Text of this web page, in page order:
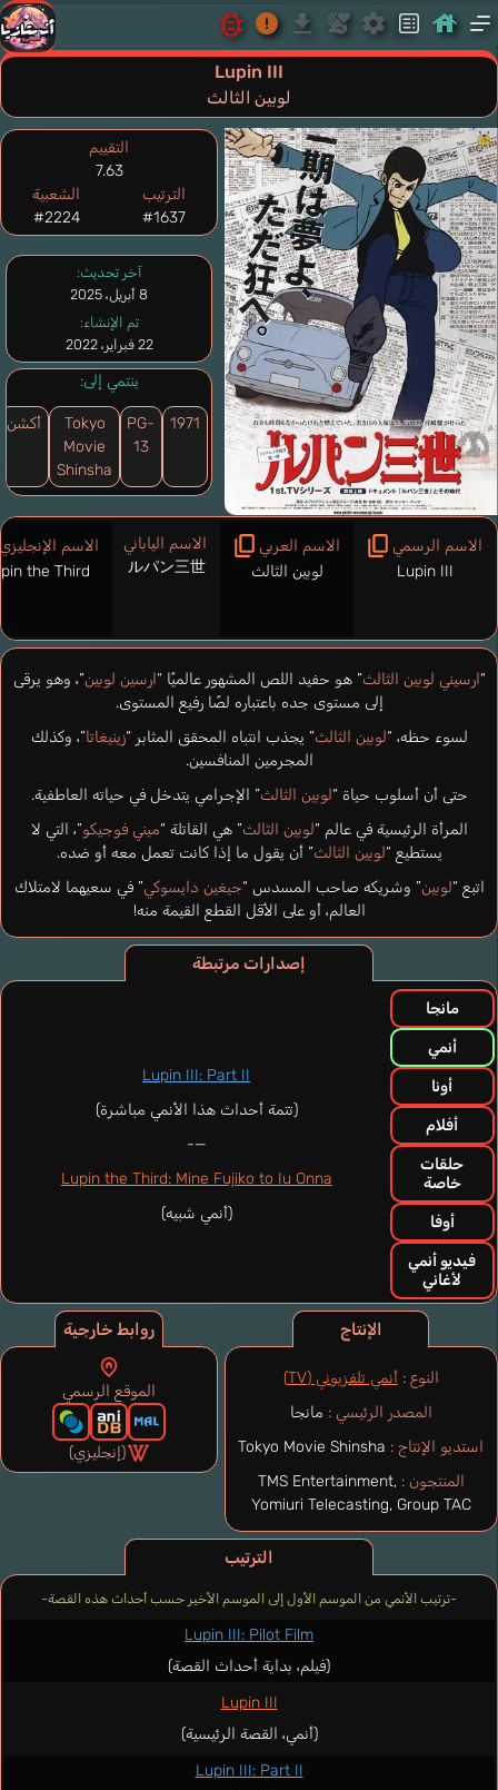
Lupin III
لوبين الثالث
آخر تحديث:
8 أبريل، 2025
تم الإنشاء:
22 فبراير، 2022
ينتمي إلى:
1971
PG-
13
Tokyo
Movie
Shinsha
أكشن
“ارسيني لوبين الثالث” هو حفيد اللص المشهور عالميًا “ارسين لوبين”، وهو يرقى
إلى مستوى جده باعتباره لصًا رفيع المستوى.
لسوء حظه، “لوبين الثالث” يجذب انتباه المحقق المثابر “زينيغاتا”، وكذلك
المجرمين المنافسين.
حتى أن أسلوب حياة “لوبين الثالث” الإجرامي يتدخل في حياته العاطفية.
المرأة الرئيسية في عالم “لوبين الثالث” هي القاتلة “ميني فوجيكو”، التي لا
يستطيع “لوبين الثالث” أن يقول ما إذا كانت تعمل معه أو ضده.
اتبع “لوبين” وشريكه صاحب المسدس “جيغين دايسوكي” في سعيهما لامتلاك
العالم، أو على الأقل القطع القيمة منه!
الاسم الرسمي
Lupin III
الاسم العربي
لوبين الثالث
الاسم الياباني
ルパン三世
الاسم الإنجليزي
the Third
الإنتاج
النوع :أنمي تلفزيوني (TV)
المصدر الرئيسي : مانجا
استديو الإنتاج : Tokyo Movie Shinsha
المنتجون : TMS Entertainment,
Yomiuri Telecasting, Group TAC
التقييم
7.63
الترتيب
#1637
الشعبية
#2224
إصدارات مرتبطة
مانجا
أنمي
أونا
أفلام
حلقات
خاصة
أوفا
فيديو أنمي
لأغاني
Lupin III: Part II
(تتمة أحداث هذا الأنمي مباشرة)
—-
Lupin the Third: Mine Fujiko to Iu Onna
(أنمي شبيه)
الترتيب
-ترتيب الأنمي من الموسم الأول إلى الموسم الأخير حسب أحداث هذه القصة-
Lupin III: Pilot Film
(فيلم، بداية أحداث القصة)
Lupin III
(أنمي، القصة الرئيسية)
Lupin III: Part II
روابط خارجية
الموقع الرسمي
(إنجليزي)